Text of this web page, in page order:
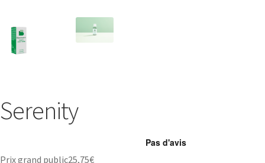
Serenity
Prix grand public25,75€